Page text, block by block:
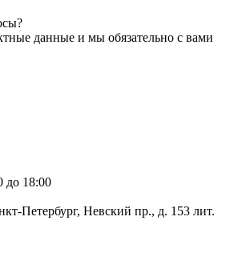
данные и мы обязательно с вами
до 18:00
Петербург, Невский пр., д. 153 лит.